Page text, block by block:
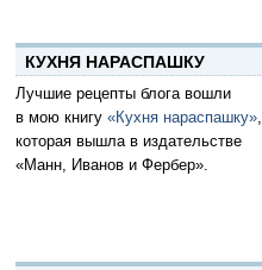
КУХНЯ НАРАСПАШКУ
Лучшие рецепты блога вошли
в мою книгу «Кухня нараспашку»,
которая вышла в издательстве
«Манн, Иванов и Фербер».